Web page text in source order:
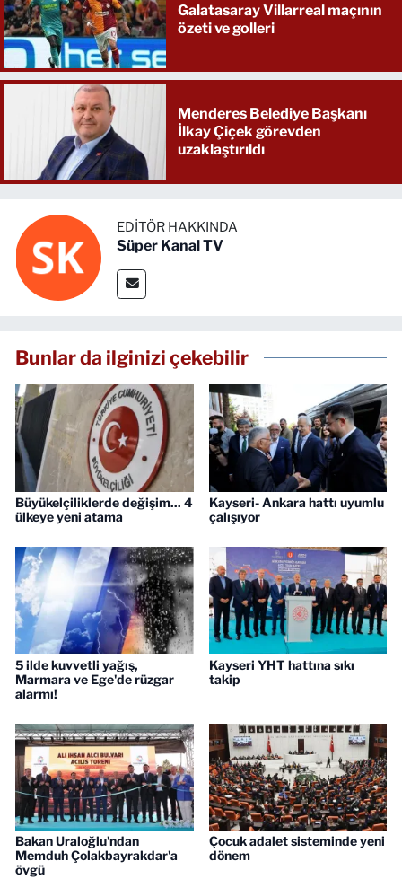
Galatasaray Villarreal maçının
özeti ve golleri
Menderes Belediye Başkanı
İlkay Çiçek görevden
uzaklaştırıldı
EDITÖR HAKKINDA
Süper Kanal TV
Bunlar da ilginizi çekebilir
Büyükelçiliklerde değişim... 4
ülkeye yeni atama
Kayseri- Ankara hattı uyumlu
çalışıyor
5 ilde kuvvetli yağış,
Marmara ve Ege'de rüzgar
alarmı!
Kayseri YHT hattına sıkı
takip
Bakan Uraloğlu'ndan
Memduh Çolakbayrakdar'a
övgü
Çocuk adalet sisteminde yeni
dönem